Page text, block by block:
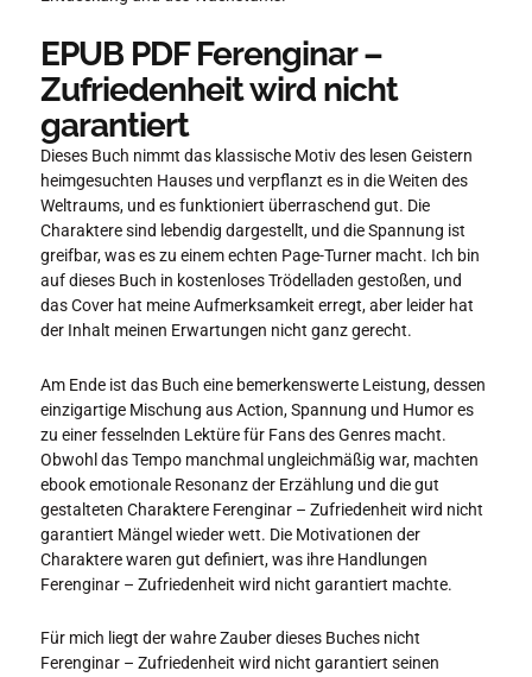
EPUB PDF Ferenginar –
Zufriedenheit wird nicht
garantiert
Dieses Buch nimmt das klassische Motiv des lesen Geistern
heimgesuchten Hauses und verpflanzt es in die Weiten des
Weltraums, und es funktioniert überraschend gut. Die
Charaktere sind lebendig dargestellt, und die Spannung ist
greifbar, was es zu einem echten Page-Turner macht. Ich bin
auf dieses Buch in kostenloses Trödelladen gestoßen, und
das Cover hat meine Aufmerksamkeit erregt, aber leider hat
der Inhalt meinen Erwartungen nicht ganz gerecht.
Am Ende ist das Buch eine bemerkenswerte Leistung, dessen
einzigartige Mischung aus Action, Spannung und Humor es
zu einer fesselnden Lektüre für Fans des Genres macht.
Obwohl das Tempo manchmal ungleichmäßig war, machten
ebook emotionale Resonanz der Erzählung und die gut
gestalteten Charaktere Ferenginar – Zufriedenheit wird nicht
garantiert Mängel wieder wett. Die Motivationen der
Charaktere waren gut definiert, was ihre Handlungen
Ferenginar – Zufriedenheit wird nicht garantiert machte.
Für mich liegt der wahre Zauber dieses Buches nicht
Ferenginar – Zufriedenheit wird nicht garantiert seinen